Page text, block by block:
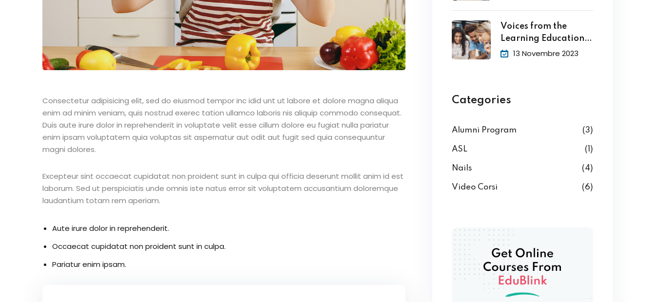
Consectetur adipisicing elit, sed do eiusmod tempor inc idid unt ut labore et dolore magna aliqua
enim ad minim veniam, quis nostrud exerec tation ullamco laboris nis aliquip commodo consequat.
Duis aute irure dolor in reprehenderit in voluptate velit esse cillum dolore eu fugiat nulla pariatur
enim ipsam voluptatem quia voluptas sit aspernatur aut odit aut fugit sed quia consequuntur
magni dolores.
Excepteur sint occaecat cupidatat non proident sunt in culpa qui officia deserunt mollit anim id est
laborum. Sed ut perspiciatis unde omnis iste natus error sit voluptatem accusantium doloremque
laudantium totam rem aperiam.
Aute irure dolor in reprehenderit.
Occaecat cupidatat non proident sunt in culpa.
Pariatur enim ipsam.
Voices from the
Learning Education
Hub13 Novembre 2023
Categories
Alumni Program (3)
ASL (1)
Nails (4)
Video Corsi (6)